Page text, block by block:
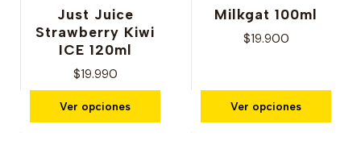
Just Juice
Strawberry Kiwi
ICE 120ml
$19.990
Ver opciones
Milkgat 100ml
$19.900
Ver opciones